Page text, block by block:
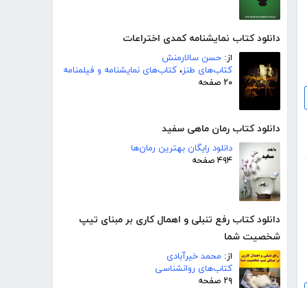
دانلود کتاب نمایشنامه کمدی اختراعات
از: حسن سالارمنش
کتاب‌های طنز، کتاب‌های نمایشنامه و فیلمنامه
۲۰ صفحه
دانلود کتاب رمان ماهی سفید
دانلود رایگان بهترین رمان‌ها
۴۹۴ صفحه
دانلود کتاب رفع تنبلی و اهمال کاری بر مبنای تیپ
شخصیت شما
از: محمد خیرآبادی
کتاب‌های روانشناسی
۲۹ صفحه